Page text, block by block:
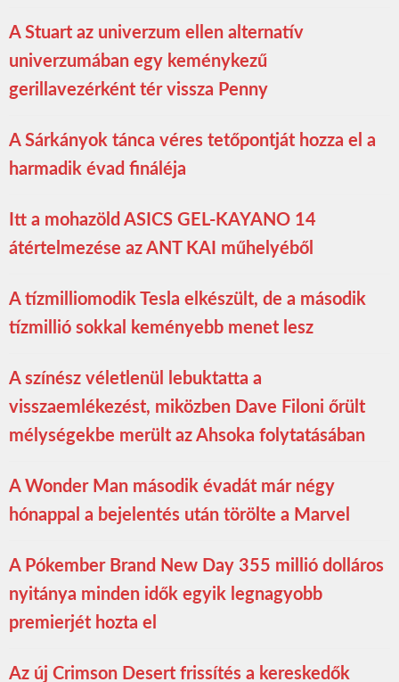
A Stuart az univerzum ellen alternatív
univerzumában egy keménykezű
gerillavezérként tér vissza Penny
A Sárkányok tánca véres tetőpontját hozza el a
harmadik évad fináléja
Itt a mohazöld ASICS GEL-KAYANO 14
átértelmezése az ANT KAI műhelyéből
A tízmilliomodik Tesla elkészült, de a második
tízmillió sokkal keményebb menet lesz
A színész véletlenül lebuktatta a
visszaemlékezést, miközben Dave Filoni őrült
mélységekbe merült az Ahsoka folytatásában
A Wonder Man második évadát már négy
hónappal a bejelentés után törölte a Marvel
A Pókember Brand New Day 355 millió dolláros
nyitánya minden idők egyik legnagyobb
premierjét hozta el
Az új Crimson Desert frissítés a kereskedők